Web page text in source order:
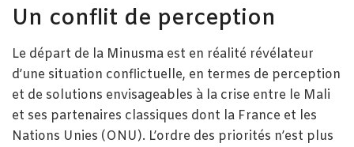
Un conflit de perception
Le départ de la Minusma est en réalité révélateur
d’une situation conflictuelle, en termes de perception
et de solutions envisageables à la crise entre le Mali
et ses partenaires classiques dont la France et les
Nations Unies (ONU). L’ordre des priorités n’est plus